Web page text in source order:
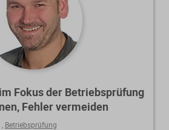
Fokus der Betriebsprüfung
Fehler vermeiden
Betriebsprüfung